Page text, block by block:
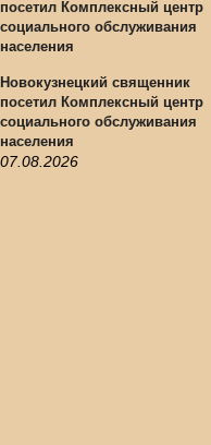
Новокузнецкий священник
посетил Комплексный центр
социального обслуживания
населения
07.08.2026